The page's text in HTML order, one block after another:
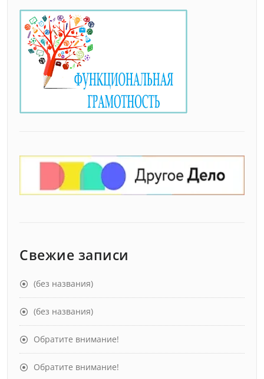
Свежие записи
(без названия)
(без названия)
Обратите внимание!
Обратите внимание!